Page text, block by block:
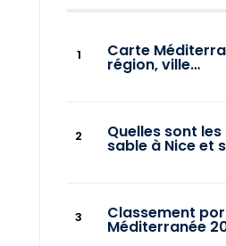
Carte
région, ville…
Quelles sont
sable à Nice et
Classement
Méditerranée